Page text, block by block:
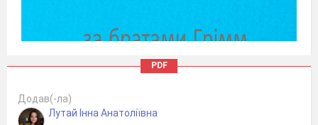
PDF
Додав(-ла)
Лутай Інна Анатоліївна